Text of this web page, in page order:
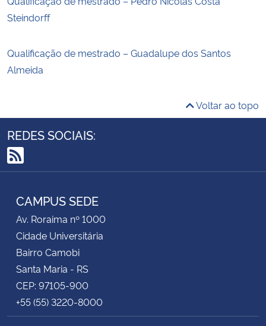
Steindorff
Qualificação de mestrado – Guadalupe dos Santos
Almeida
Voltar ao topo
REDES SOCIAIS:
RSS
CAMPUS SEDE
Av. Roraima nº 1000
Cidade Universitária
Bairro Camobi
Santa Maria - RS
CEP: 97105-900
+55 (55) 3220-8000